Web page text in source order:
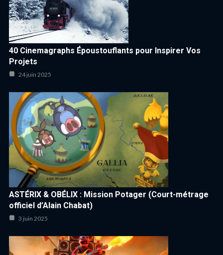
40 Cinemagraphs Époustouflants pour Inspirer Vos
Projets
24 juin 2025
ASTÉRIX & OBÉLIX : Mission Potager (Court-métrage
officiel d’Alain Chabat)
3 juin 2025